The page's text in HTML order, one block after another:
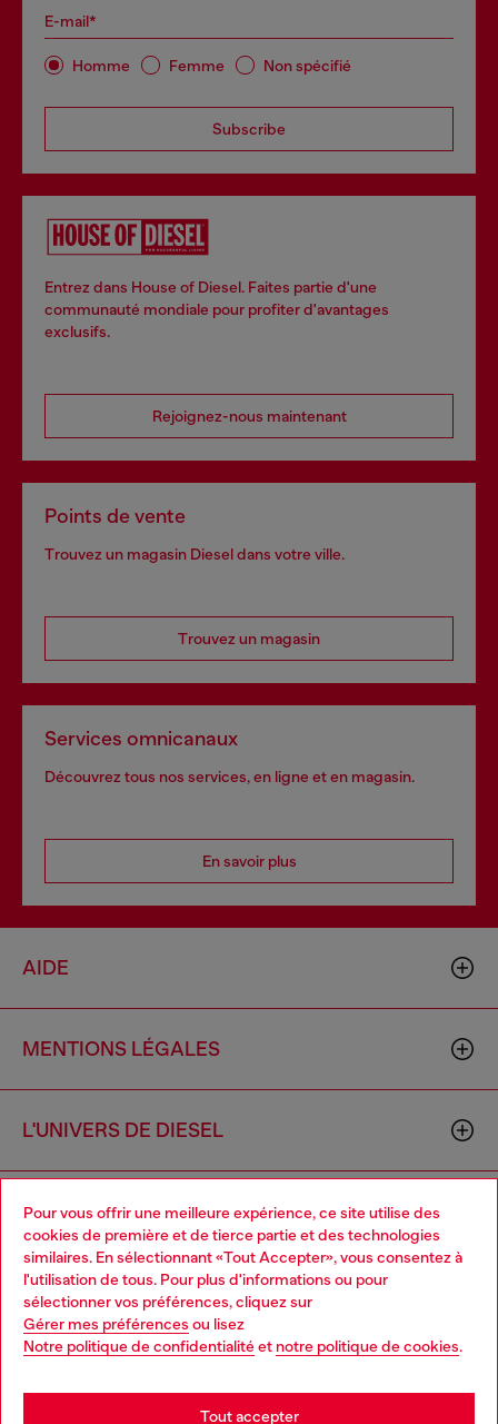
Pour vous offrir une meilleure expérience, ce site utilise des
cookies de première et de tierce partie et des technologies
similaires. En sélectionnant «Tout Accepter», vous consentez à
l'utilisation de tous. Pour plus d'informations ou pour
sélectionner vos préférences, cliquez sur
Gérer mes préférences ou lisez
Notre politique de confidentialitéet notre politique de cookies.
Tout accepter
E-mail*
Homme Femme Non spécifié
Subscribe
Entrez dans House of Diesel. Faites partie d'une
communauté mondiale pour profiter d'avantages
exclusifs.
Rejoignez-nous maintenant
Points de vente
Trouvez un magasin Diesel dans votre ville.
Trouvez un magasin
Services omnicanaux
Découvrez tous nos services, en ligne et en magasin.
En savoir plus
AIDE
MENTIONS LÉGALES
L'UNIVERS DE DIESEL
CORPORATE
Country: FR Language: FR
Choose your location
You are currently browsing France website, but it seems you
may be based in United States